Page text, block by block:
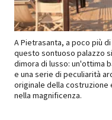
A Pietrasanta, a poco più
questo sontuoso palazzo
dimora di lusso: un'ottima
e una serie di peculiarità
originale della costruzione
nella magnificenza.